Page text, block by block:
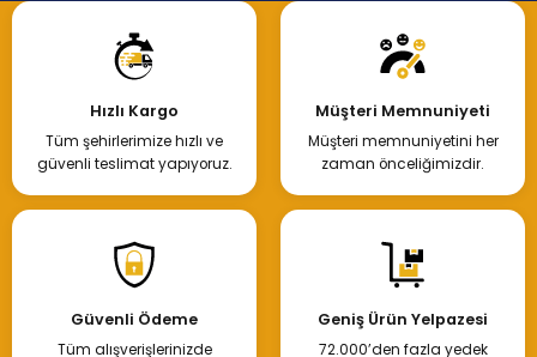
Hızlı Kargo
Tüm şehirlerimize hızlı ve
güvenli teslimat yapıyoruz.
Müşteri Memnuniyeti
Müşteri memnuniyetini her
zaman önceliğimizdir.
Güvenli Ödeme
Tüm alışverişlerinizde
Geniş Ürün Yelpazesi
72.000’den fazla yedek